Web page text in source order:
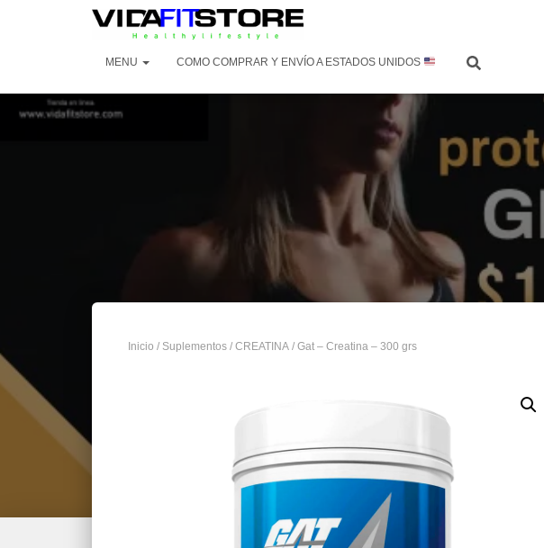
MENU COMO COMPRAR Y ENVÍO A ESTADOS UNIDOS
Inicio / Suplementos / CREATINA / Gat – Creatina – 300 grs